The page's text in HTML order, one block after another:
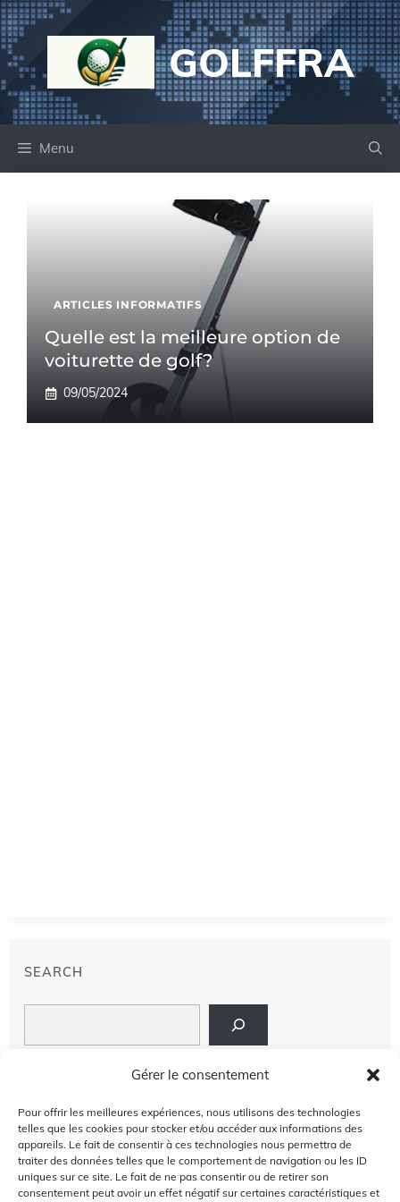
Gérer le consentement
Pour offrir les meilleures expériences, nous utilisons des technologies
telles que les cookies pour stocker et/ou accéder aux informations des
appareils. Le fait de consentir à ces technologies nous permettra de
traiter des données telles que le comportement de navigation ou les ID
uniques sur ce site. Le fait de ne pas consentir ou de retirer son
consentement peut avoir un effet négatif sur certaines caractéristiques et
Aller
au
contenu
GOLFFRA
Menu
ARTICLES INFORMATIFS
Quelle est la meilleure option de
voiturette de golf?
09/05/2024
SEARCH
À PROPOS DE NOUS
AVIS DE NON-RESPONSABILITÉ